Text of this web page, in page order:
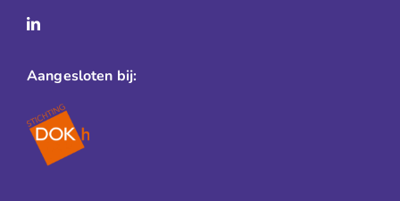
Aangesloten bij: